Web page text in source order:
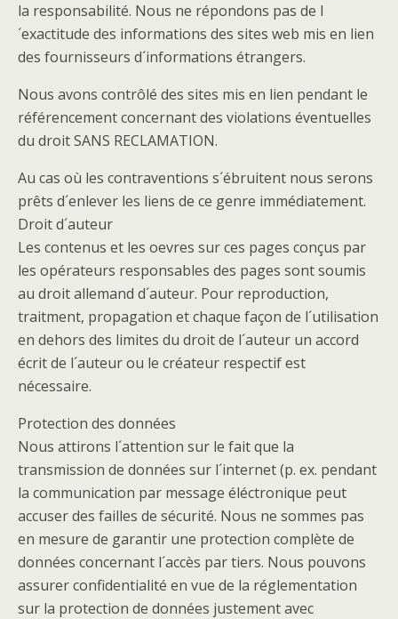
la responsabilité. Nous ne répondons pas de l
´exactitude des informations des sites web mis en lien
des fournisseurs d´informations étrangers.
Nous avons contrôlé des sites mis en lien pendant le
référencement concernant des violations éventuelles
du droit SANS RECLAMATION.
Au cas où les contraventions s´ébruitent nous serons
prêts d´enlever les liens de ce genre immédiatement.
Droit d´auteur
Les contenus et les oevres sur ces pages conçus par
les opérateurs responsables des pages sont soumis
au droit allemand d´auteur. Pour reproduction,
traitment, propagation et chaque façon de l´utilisation
en dehors des limites du droit de l´auteur un accord
écrit de l´auteur ou le créateur respectif est
nécessaire.
Protection des données
Nous attirons l´attention sur le fait que la
transmission de données sur l´internet (p. ex. pendant
la communication par message éléctronique peut
accuser des failles de sécurité. Nous ne sommes pas
en mesure de garantir une protection complète de
données concernant l´accès par tiers. Nous pouvons
assurer confidentialité en vue de la réglementation
sur la protection de données justement avec